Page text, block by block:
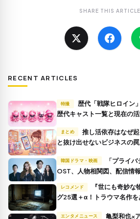
SHARE THIS ARTICLE
RECENT ARTICLES
特撮
歴代キャスト一覧と現在の
まとめ
推し活依存はなぜ起きる？有名人崇拝症候群
と抜け出せないビジネスの罠
韓国ドラマ・映画
OST、人物相関図、配信情
レコメンド
グ25選＋α！トラウマ名作
エンタメニュース